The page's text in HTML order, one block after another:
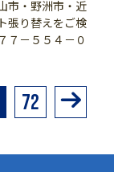
市・野洲市・近
張り替えをご検
－５５４－０
72